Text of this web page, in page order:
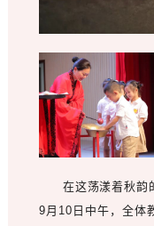
在这荡漾着秋韵
9月10日中午，全体